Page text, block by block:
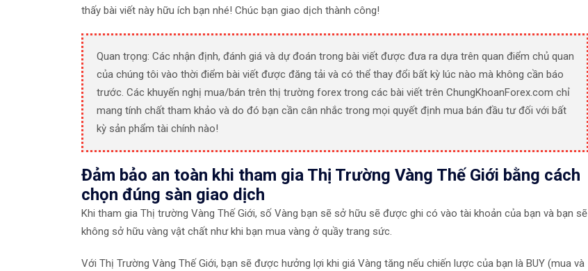
thấy bài viết này hữu ích bạn nhé! Chúc bạn giao dịch thành công!
Quan trọng: Các nhận định, đánh giá và dự đoán trong bài viết được đưa ra dựa trên quan điểm chủ quan
của chúng tôi vào thời điểm bài viết được đăng tải và có thể thay đổi bất kỳ lúc nào mà không cần báo
trước. Các khuyến nghị mua/bán trên thị trường forex trong các bài viết trên ChungKhoanForex.com chỉ
mang tính chất tham khảo và do đó bạn cần cân nhắc trong mọi quyết định mua bán đầu tư đối với bất
kỳ sản phẩm tài chính nào!
Đảm bảo an toàn khi tham gia Thị Trường Vàng Thế Giới bằng cách
chọn đúng sàn giao dịch
Khi tham gia Thị trường Vàng Thế Giới, số Vàng bạn sẽ sở hữu sẽ được ghi có vào tài khoản của bạn và bạn sẽ
không sở hữu vàng vật chất như khi bạn mua vàng ở quầy trang sức.
Với Thị Trường Vàng Thế Giới, bạn sẽ được hưởng lợi khi giá Vàng tăng nếu chiến lược của bạn là BUY (mua và